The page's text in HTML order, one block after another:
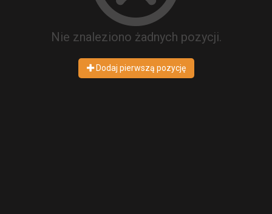
Nie znaleziono żadnych pozycji.
Dodaj pierwszą pozycję